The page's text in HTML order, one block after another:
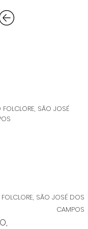
SÃO JOSÉ
SÃO JOSÉ DOS
CAMPOS